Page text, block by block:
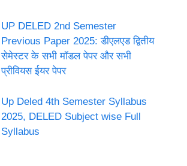
UP DELED 2nd Semester
Previous Paper 2025: डीएलएड द्वितीय
सेमेस्टर के सभी मॉडल पेपर और सभी
प्रीवियस ईयर पेपर
Up Deled 4th Semester Syllabus
2025, DELED Subject wise Full
Syllabus